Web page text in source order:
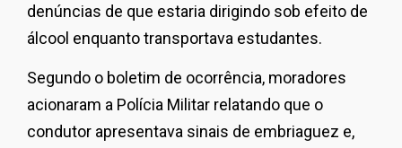
denúncias de que estaria dirigindo sob efeito de
álcool enquanto transportava estudantes.
Segundo o boletim de ocorrência, moradores
acionaram a Polícia Militar relatando que o
condutor apresentava sinais de embriaguez e,